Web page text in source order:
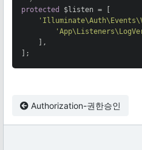
protected
$listen = [
    ],
];
Authorization-권한승인